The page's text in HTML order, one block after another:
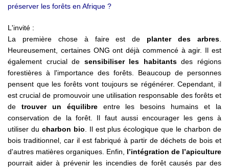
préserver les forêts en Afrique ?
L'invité :
La première chose à faire est de planter des arbres.
Heureusement, certaines ONG ont déjà commencé à agir. Il est
également crucial de sensibiliser les habitantsdes régions
forestières à l'importance des forêts. Beaucoup de personnes
pensent que les forêts vont toujours se régénérer. Cependant, il
est crucial de promouvoir une utilisation responsable des forêts et
de trouver un équilibreentre les besoins humains et la
conservation de la forêt. Il faut aussi encourager les gens à
utiliser du charbon bio. Il est plus écologique que le charbon de
bois traditionnel, car il est fabriqué à partir de déchets de bois et
d'autres matières organiques. Enfin, l’intégration de l’apiculture
pourrait aider à prévenir les incendies de forêt causés par des